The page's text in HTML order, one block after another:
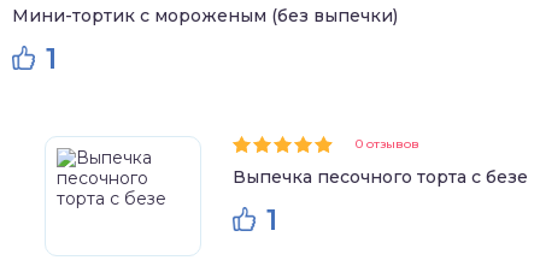
Мини-тортик с мороженым (без выпечки)
1
0 отзывов
Выпечка песочного торта с безе
1